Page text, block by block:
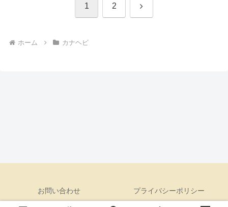
1 2 次
ホーム カナヘビ
お問い合わせ プライバシーポリシー